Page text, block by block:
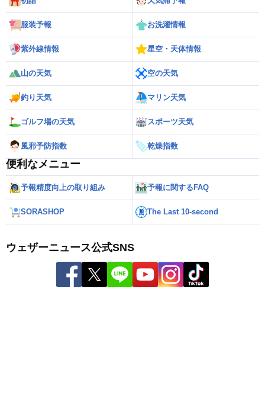
服装予報 お洗濯情報
紫外線情報 星空・天体情報
山の天気 空の天気
釣り天気 マリン天気
ゴルフ場の天気 スポーツ天気
風邪予防指数 乾燥指数
便利なメニュー
予報精度向上の取り組み 予報に関するFAQ
SORASHOP The Last 10-second
ウェザーニュース公式SNS